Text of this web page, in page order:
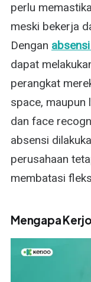
perlu
meski bekerja
Dengan
dapat
perangkat
space, maupun
dan face
absensi
perusahaan
membatasi
Mengapa